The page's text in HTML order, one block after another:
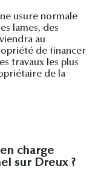
usure normale
lames, des
au
de financer
travaux les plus
de la
charge
sur Dreux ?